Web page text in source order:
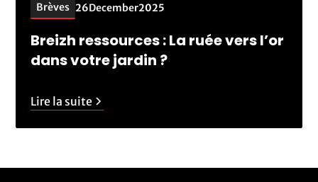
Brèves 26December2025
Breizh ressources : La ruée vers l’or
dans votre jardin ?
Lire la suite